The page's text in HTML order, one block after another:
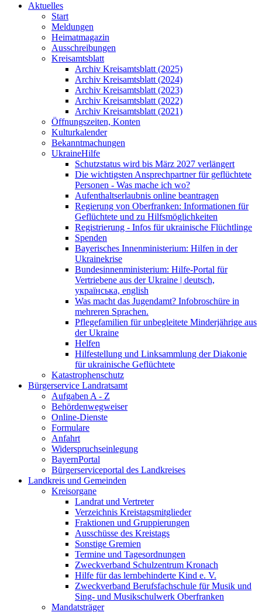
Aktuelles
Start
Meldungen
Heimatmagazin
Ausschreibungen
Kreisamtsblatt
Archiv Kreisamtsblatt (2025)
Archiv Kreisamtsblatt (2024)
Archiv Kreisamtsblatt (2023)
Archiv Kreisamtsblatt (2022)
Archiv Kreisamtsblatt (2021)
Öffnungszeiten, Konten
Kulturkalender
Bekanntmachungen
UkraineHilfe
Schutzstatus wird bis März 2027 verlängert
Die wichtigsten Ansprechpartner für geflüchtete
Personen - Was mache ich wo?
Aufenthaltserlaubnis online beantragen
Regierung von Oberfranken: Informationen für
Geflüchtete und zu Hilfsmöglichkeiten
Registrierung - Infos für ukrainische Flüchtlinge
Spenden
Bayerisches Innenministerium: Hilfen in der
Ukrainekrise
Bundesinnenministerium: Hilfe-Portal für
Vertriebene aus der Ukraine | deutsch,
українська, english
Was macht das Jugendamt? Infobroschüre in
mehreren Sprachen.
Pflegefamilien für unbegleitete Minderjährige aus
der Ukraine
Helfen
Hilfestellung und Linksammlung der Diakonie
für ukrainische Geflüchtete
Katastrophenschutz
Bürgerservice Landratsamt
Aufgaben A - Z
Behördenwegweiser
Online-Dienste
Formulare
Anfahrt
Widerspruchseinlegung
BayernPortal
Bürgerserviceportal des Landkreises
Landkreis und Gemeinden
Kreisorgane
Landrat und Vertreter
Verzeichnis Kreistagsmitglieder
Fraktionen und Gruppierungen
Ausschüsse des Kreistags
Sonstige Gremien
Termine und Tagesordnungen
Zweckverband Schulzentrum Kronach
Hilfe für das lernbehinderte Kind e. V.
Zweckverband Berufsfachschule für Musik und
Sing- und Musikschulwerk Oberfranken
Mandatsträger